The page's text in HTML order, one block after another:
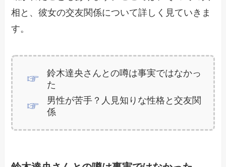
相と、彼女の交友関係について詳しく見ていきま
す。
鈴木達央さんとの噂は事実ではなかっ
た
男性が苦手？人見知りな性格と交友関
係